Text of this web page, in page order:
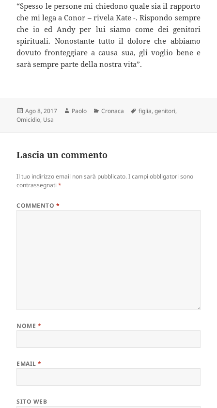
“Spesso le persone mi chiedono quale sia il rapporto
che mi lega a Conor – rivela Kate -. Rispondo sempre
che io ed Andy per lui siamo come dei genitori
spirituali. Nonostante tutto il dolore che abbiamo
dovuto fronteggiare a causa sua, gli voglio bene e
sarà sempre parte della nostra vita”.
Scritto
il
Ago 8, 2017 Autore
Paolo Categorie
Cronaca Tag
figlia,genitori,
Omicidio, Usa
Lascia un commento
Il tuo indirizzo email non sarà pubblicato. I campi obbligatori sono
contrassegnati*
COMMENTO *
NOME *
EMAIL*
SITO WEB